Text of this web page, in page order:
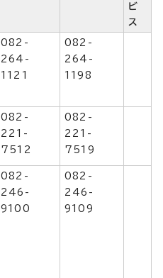
ビ
ス
082-
264-
1121
082-
264-
1198
082-
221-
7512
082-
221-
7519
082-
246-
9100
082-
246-
9109